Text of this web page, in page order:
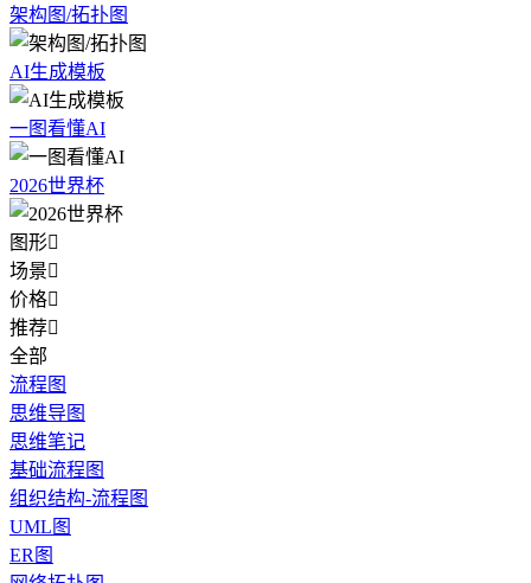
架构图/拓扑图
AI生成模板
一图看懂AI
2026世界杯
图形
场景
价格
推荐
全部
流程图
思维导图
思维笔记
基础流程图
组织结构-流程图
UML图
ER图